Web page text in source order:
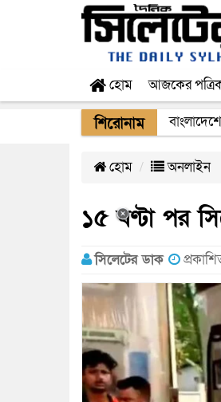
হোম আজকের
শিরোনাম
হোম অনলাইন
১৫ ঘণ্টা পর
সিলেটের ডাক